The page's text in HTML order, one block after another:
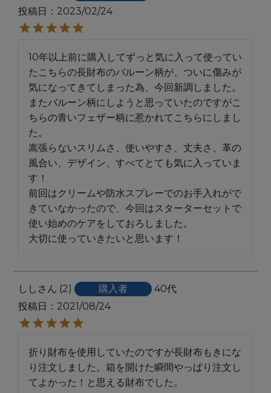
投稿日
2023/02/24
10年以上前に購入してずっと気に入って使ってい
たこちらの長財布のバルーン柄が、ついに傷みが
気になってきてしまった為、今回新調しました。
またバルーン柄にしようと思っていたのですがこ
ちらの青いフェザー柄に惹かれてこちらにしまし
た。
嵩張らないスリムさ、使いやすさ、丈夫さ、革の
風合い、デザイン、すべてとても気に入っていま
す！
前回はクリームや防水スプレーでのお手入れがで
きていなかったので、今回はスターターセットで
使い始めのケアをしておろしました。
大切に使っていきたいと思います！
しし 2 購入者
40代
投稿日
2021/08/24
折り財布を使用していたのですが長財布もきにな
り注文しました。箱を開けた瞬間やっぱり注文し
てよかった！と思える財布でした。